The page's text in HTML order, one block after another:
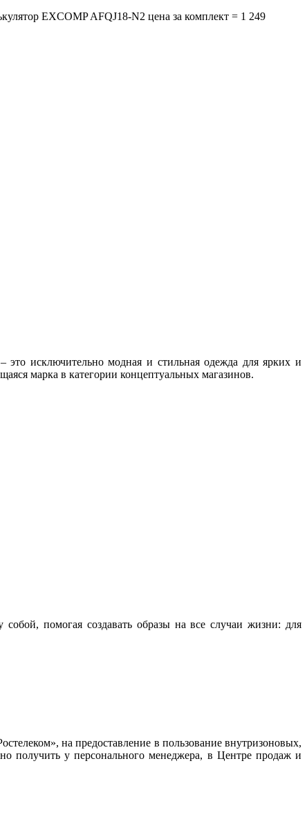
EXCOMP AFQJ18-N2 цена за комплект = 1 249
– это исключительно модная и стильная одежда для ярких и
марка в категории концептуальных магазинов.
помогая создавать образы на все случаи жизни: для
на предоставление в пользование внутризоновых,
получить у персонального менеджера, в Центре продаж и